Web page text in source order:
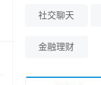
社交聊天
金融理财